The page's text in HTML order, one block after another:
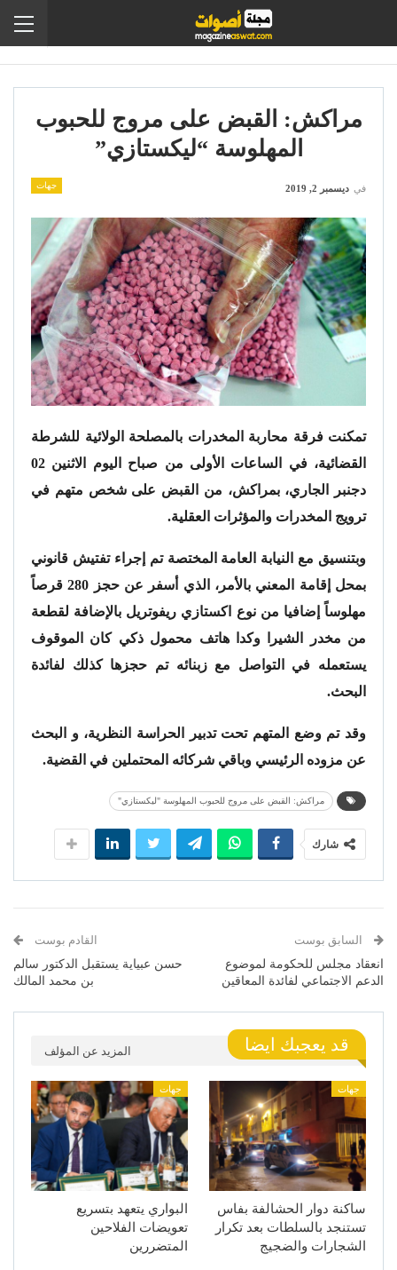
مراكش: القبض على مروج للحبوب
المهلوسة “ليكستازي”
جهات في ديسمبر 2, 2019
تمكنت فرقة محاربة المخدرات بالمصلحة الولائية للشرطة
القضائية، في الساعات الأولى من صباح اليوم الاثنين 02
دجنبر الجاري، بمراكش، من القبض على شخص متهم في
ترويج المخدرات والمؤثرات العقلية.
وبتنسيق مع النيابة العامة المختصة تم إجراء تفتيش قانوني
بمحل إقامة المعني بالأمر، الذي أسفر عن حجز 280 قرصاً
مهلوساً إضافيا من نوع اكستازي ريفوتريل بالإضافة لقطعة
من مخدر الشيرا وكدا هاتف محمول ذكي كان الموقوف
يستعمله في التواصل مع زبنائه تم حجزها كذلك لفائدة
البحث.
وقد تم وضع المتهم تحت تدبير الحراسة النظرية، و البحث
عن مزوده الرئيسي وباقي شركائه المحتملين في القضية.
مراكش: القبض على مروج للحبوب المهلوسة "ليكستازي"
شارك
السابق بوست
انعقاد مجلس للحكومة لموضوع
الدعم الاجتماعي لفائدة المعاقين
القادم بوست
حسن عبياية يستقبل الدكتور سالم
بن محمد المالك
قد يعجبك ايضا المزيد عن المؤلف
جهات
ساكنة دوار الحشالفة بفاس
تستنجد بالسلطات بعد تكرار
الشجارات والضجيج
جهات
البواري يتعهد بتسريع
تعويضات الفلاحين
المتضررين